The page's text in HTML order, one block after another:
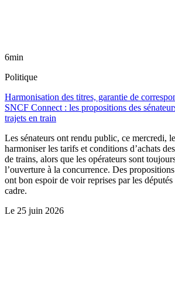
6min
Politique
Harmonisation des titres, garantie de
SNCF Connect : les propositions des
trajets en train
Les sénateurs ont rendu public, ce mercredi,
harmoniser les tarifs et conditions d’achats
de trains, alors que les opérateurs sont
l’ouverture à la concurrence. Des
ont bon espoir de voir reprises par les
cadre.
Le 25 juin 2026